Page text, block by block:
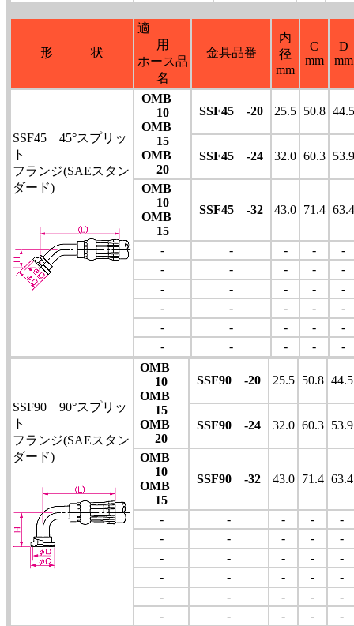
形 状
適
用
ホース品
名
金具品番
内
径
mm
C
mm
D
mm
SSF45 45°スプリッ
ト
フランジ(SAEスタン
ダード)
OMB
10
OMB
15
OMB
20
SSF45 -20 25.5 50.8 44.5
SSF45 -24 32.0 60.3 53.9
OMB
10
OMB
15
SSF45 -32 43.0 71.4 63.4
- - - -
-
-
- - -
-
-
- - -
-
-
- - -
-
-
- - -
-
-
- - - -
SSF90 90°スプリッ
ト
フランジ(SAEスタン
ダード)
OMB
10
OMB
15
OMB
20
SSF90 -20 25.5 50.8 44.5
SSF90 -24 32.0 60.3 53.9
OMB
10
OMB
15
SSF90 -32 43.0 71.4 63.4
- - - -
-
-
- - -
-
-
- - -
-
-
- - -
-
-
- - -
-
-
- - - -